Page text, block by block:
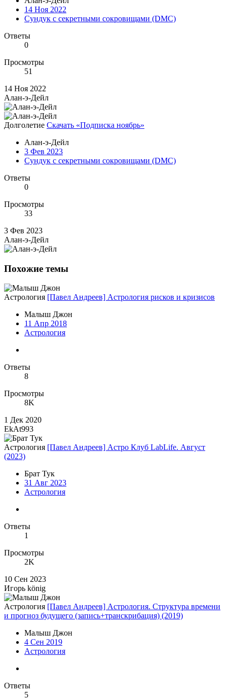
14 Ноя 2022
Сундук с секретными сокровищами (DMC)
Ответы
0
Просмотры
51
14 Ноя 2022
Алан-э-Дейл
Долголетие Скачать «Подписка ноябрь»
Алан-э-Дейл
3 Фев 2023
Сундук с секретными сокровищами (DMC)
Ответы
0
Просмотры
33
3 Фев 2023
Алан-э-Дейл
Похожие темы
Астрология [Павел Андреев] Астрология рисков и кризисов
Малыш Джон
11 Апр 2018
Астрология
Ответы
8
Просмотры
8K
1 Дек 2020
EkAt993
Астрология [Павел Андреев] Астро Клуб LabLife. Август
(2023)
Брат Тук
31 Авг 2023
Астрология
Ответы
1
Просмотры
2K
10 Сен 2023
Игорь könig
Астрология [Павел Андреев] Астрология. Структура времени
и прогноз будущего (запись+транскрибация) (2019)
Малыш Джон
4 Сен 2019
Астрология
Ответы
5